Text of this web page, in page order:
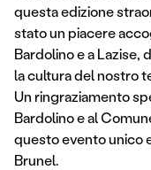
questa edizione
stato un piacere
Bardolino e a Lazise,
la cultura del nostro
Un ringraziamento
Bardolino e al
questo evento unico
Brunel.